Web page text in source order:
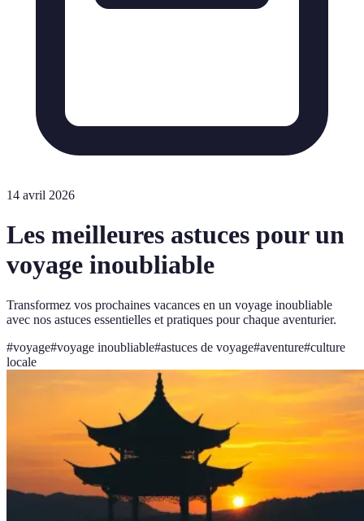
14 avril 2026
Les meilleures astuces pour un
voyage inoubliable
Transformez vos prochaines vacances en un voyage inoubliable
avec nos astuces essentielles et pratiques pour chaque aventurier.
#voyage#voyage inoubliable#astuces de voyage#aventure#culture
locale